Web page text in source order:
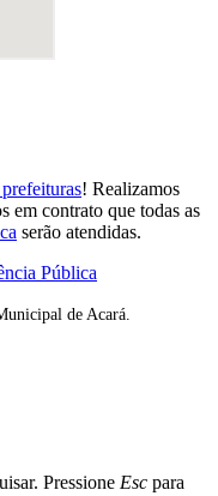
! Realizamos
em contrato que todas as
serão atendidas.
Pública
de Acará.
Pressione Esc para